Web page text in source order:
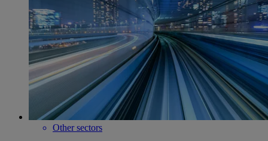
Other sectors